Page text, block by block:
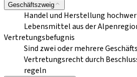
Geschäftszweig
Handel und Herstellung
Lebensmittel aus der
Vertretungsbefugnis
Sind zwei oder mehrere
Vertretungsrecht durch
regeln